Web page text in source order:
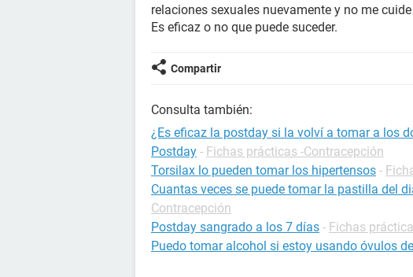
relaciones sexuales nuevamente y no me
Es eficaz o no que puede suceder.
Compartir
Consulta también:
¿Es eficaz la postday si la volví a tomar a los
Postday - Fichas prácticas -Contracepción
Torsilax lo pueden tomar los hipertensos -
Cuantas veces se puede tomar la pastilla del
Contracepción
Postday sangrado a los 7 días - Fichas
Puedo tomar alcohol si estoy usando óvulos